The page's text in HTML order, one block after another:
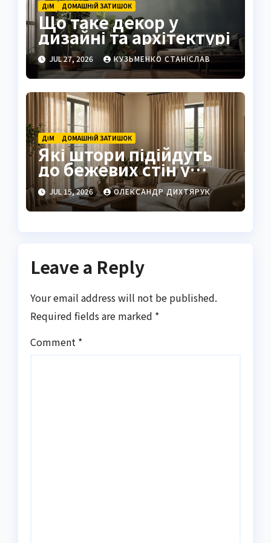
ДІМ ДОМАШНІЙ ЗАТИШОК
Що таке декор у
дизайні та архітектурі
JUL 27, 2026 КУЗЬМЕНКО СТАНІСЛАВ
ДІМ ДОМАШНІЙ ЗАТИШОК
Які штори підійдуть
до бежевих стін у
2026 році
JUL 15, 2026 ОЛЕКСАНДР ДИХТЯРУК
Leave a Reply
Your email address will not be published.
Required fields are marked *
Comment *